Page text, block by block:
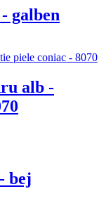
galben
alb -
bej